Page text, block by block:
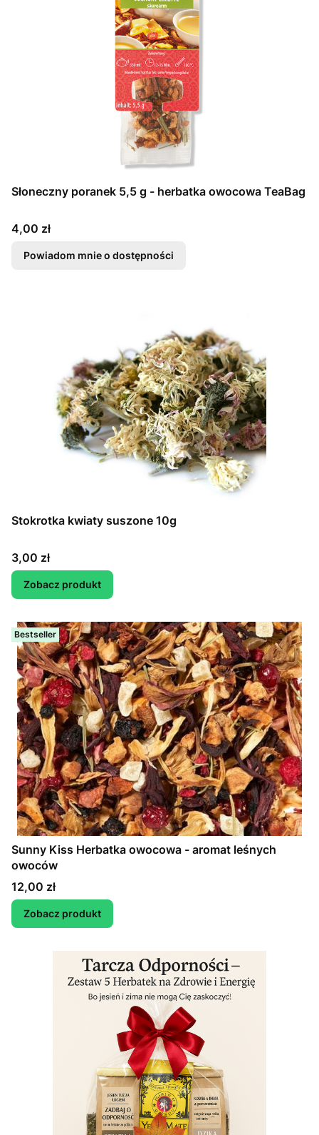
Słoneczny poranek 5,5 g - herbatka owocowa TeaBag
Cena
4,00 zł
Powiadom mnie o dostępności
Stokrotka kwiaty suszone 10g
Cena
3,00 zł
Zobacz produkt
Bestseller
Sunny Kiss Herbatka owocowa - aromat leśnych
owoców
Cena
12,00 zł
Zobacz produkt